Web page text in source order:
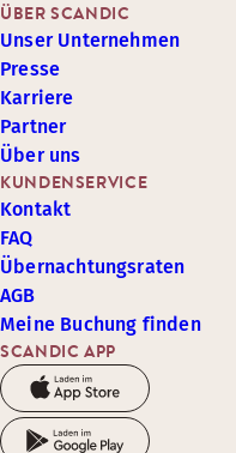
SCANDIC APP
KUNDENSERVICE
Kontakt
FAQ
Übernachtungsraten
AGB
Meine Buchung finden
ÜBER SCANDIC
Unser Unternehmen
Presse
Karriere
Partner
Über uns